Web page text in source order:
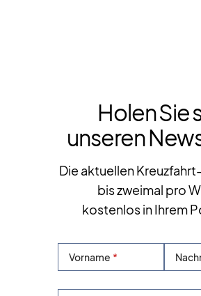
Holen Sie
unseren
Die aktuellen
bis zweimal pro
kostenlos in Ihrem
Vorname